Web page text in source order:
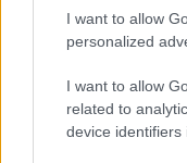
I want to allow
personalized
I want to allow
related to
device identifiers